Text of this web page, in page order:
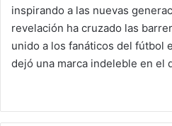
inspirando a las nuevas
revelación ha cruzado las
unido a los fanáticos del fútbol
dejó una marca indeleble en el